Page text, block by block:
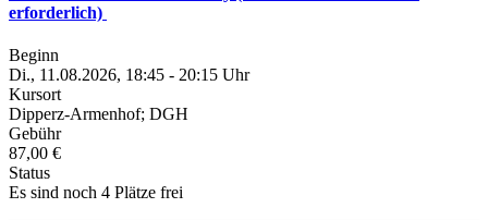
erforderlich)
Beginn
Di., 11.08.2026, 18:45 - 20:15 Uhr
Kursort
Dipperz-Armenhof; DGH
Gebühr
87,00 €
Status
Es sind noch 4 Plätze frei